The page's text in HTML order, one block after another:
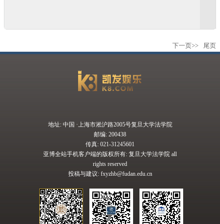
下一页>> 尾页
地址: 中国 ·上海市淞沪路2005号复旦大学法学院
邮编: 200438
传真: 021-31245601
亚博全站手机客户端的版权所有: 复旦大学法学院 all
rights reserved
投稿与建议: fxyzhb@fudan.edu.cn